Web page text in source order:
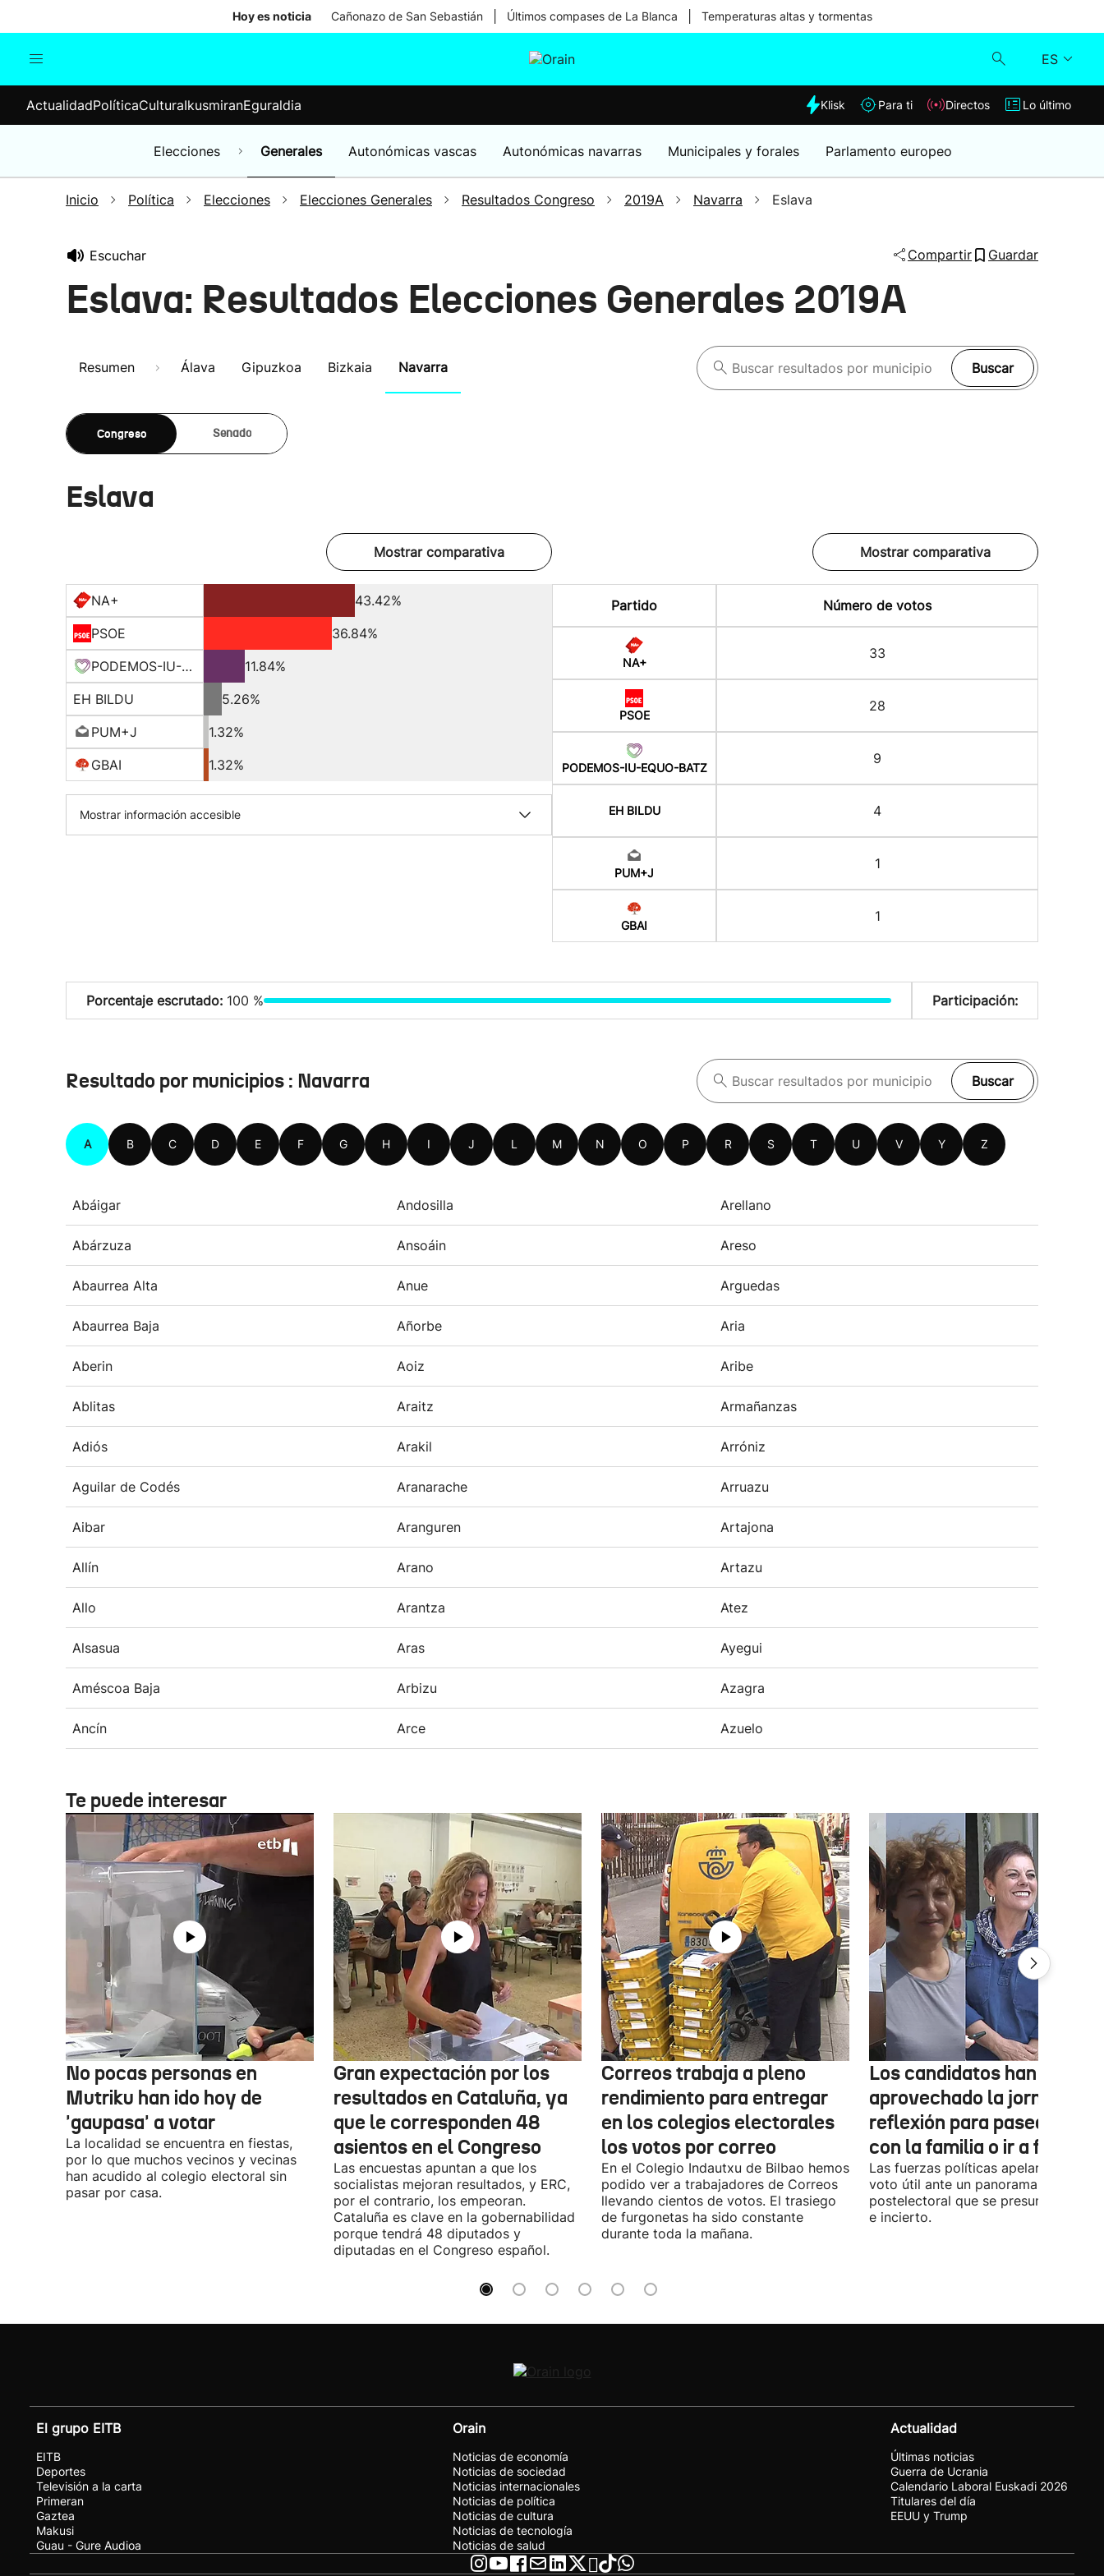
Hoy es noticia Cañonazo de San Sebastián Últimos compases de La Blanca Temperaturas altas y tormentas
ES
Elecciones
Klisk
Lo último
ActualidadPolíticaCulturaIkusmiranEguraldia Klisk Para ti Directos Lo último
Elecciones Generales Autonómicas vascas Autonómicas navarras Municipales y forales Parlamento europeo
Inicio Política Elecciones Elecciones Generales Resultados Congreso 2019A Navarra Eslava
Escuchar Compartir Guardar
Eslava: Resultados Elecciones Generales 2019A
Resumen Álava Gipuzkoa Bizkaia Navarra Buscar
Congreso Senado
Eslava
Mostrar comparativa
NA+
43.42%
PSOE
36.84%
PODEMOS-IU-EQUO-BATZ
11.84%
EH BILDU
5.26%
PUM+J
1.32%
GBAI
1.32%
Mostrar información accesible
Mostrar comparativa
Partido Número de votos
NA+
33
PSOE
28
PODEMOS-IU-EQUO-BATZ
9
EH BILDU 4
PUM+J
1
GBAI
1
Porcentaje escrutado: 100 % Participación:
Resultado por municipios : Navarra Buscar
A B C D E F G H I J L M N O P R S T U V Y Z
Abáigar Andosilla Arellano
Abárzuza Ansoáin Areso
Abaurrea Alta Anue Arguedas
Abaurrea Baja Añorbe Aria
Aberin Aoiz Aribe
Ablitas Araitz Armañanzas
Adiós Arakil Arróniz
Aguilar de Codés Aranarache Arruazu
Aibar Aranguren Artajona
Allín Arano Artazu
Allo Arantza Atez
Alsasua Aras Ayegui
Améscoa Baja Arbizu Azagra
Ancín Arce Azuelo
Te puede interesar
No pocas personas en
Mutriku han ido hoy de
'gaupasa' a votar
La localidad se encuentra en fiestas,
por lo que muchos vecinos y vecinas
han acudido al colegio electoral sin
pasar por casa.
Gran expectación por los
resultados en Cataluña, ya
que le corresponden 48
asientos en el Congreso
Las encuestas apuntan a que los
socialistas mejoran resultados, y ERC,
por el contrario, los empeoran.
Cataluña es clave en la gobernabilidad
porque tendrá 48 diputados y
diputadas en el Congreso español.
Correos trabaja a pleno
rendimiento para entregar
en los colegios electorales
los votos por correo
En el Colegio Indautxu de Bilbao hemos
podido ver a trabajadores de Correos
llevando cientos de votos. El trasiego
de furgonetas ha sido constante
durante toda la mañana.
Los candidatos han
aprovechado la jornada de
reflexión para pasear,
con la familia o ir a fiestas
Las fuerzas políticas apelaron ayer al
voto útil ante un panorama
postelectoral que se presume
e incierto.
El grupo EITB
EITB
Deportes
Televisión a la carta
Primeran
Gaztea
Makusi
Guau - Gure Audioa
Orain
Noticias de economía
Noticias de sociedad
Noticias internacionales
Noticias de política
Noticias de cultura
Noticias de tecnología
Noticias de salud
Actualidad
Últimas noticias
Guerra de Ucrania
Calendario Laboral Euskadi 2026
Titulares del día
EEUU y Trump